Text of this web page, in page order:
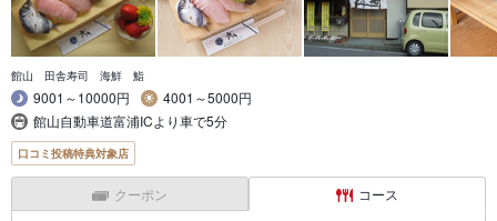
館山 田舎寿司 海鮮 鮨
9001～10000円
4001～5000円
館山自動車道富浦ICより車で5分
口コミ投稿特典対象店
クーポン コース